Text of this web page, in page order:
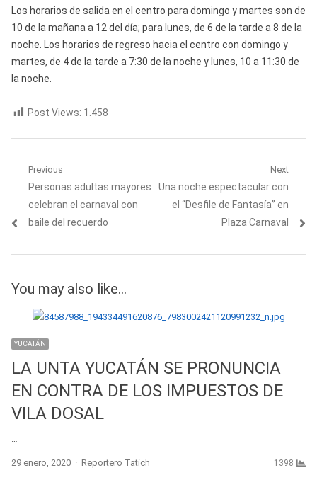
Los horarios de salida en el centro para domingo y martes son de
10 de la mañana a 12 del día; para lunes, de 6 de la tarde a 8 de la
noche. Los horarios de regreso hacia el centro con domingo y
martes, de 4 de la tarde a 7:30 de la noche y lunes, 10 a 11:30 de
la noche.
Post Views: 1.458
Navegación
de
entradas
Previous
Previous
post:
Personas adultas mayores
celebran el carnaval con
baile del recuerdo
Next
Next
post:
Una noche espectacular con
el “Desfile de Fantasía” en
Plaza Carnaval
You may also like...
YUCATÁN
LA UNTA YUCATÁN SE PRONUNCIA
EN CONTRA DE LOS IMPUESTOS DE
VILA DOSAL
29 enero, 2020 Author
Reportero Tatich 1398